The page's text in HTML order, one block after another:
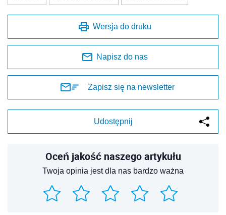
Wersja do druku
Napisz do nas
Zapisz się na newsletter
Udostępnij
Oceń jakość naszego artykułu
Twoja opinia jest dla nas bardzo ważna